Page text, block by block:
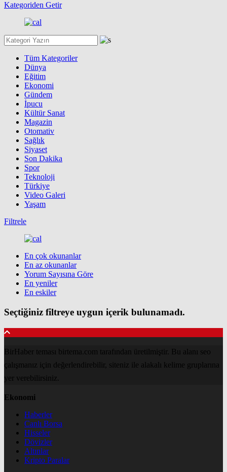
Kategoriden Getir
Tüm Kategoriler
Dünya
Eğitim
Ekonomi
Gündem
İpucu
Kültür Sanat
Magazin
Otomativ
Sağlık
Siyaset
Son Dakika
Spor
Teknoloji
Türkiye
Video Galeri
Yaşam
Filtrele
En çok okunanlar
En az okunanlar
Yorum Sayısına Göre
En yeniler
En eskiler
Seçtiğiniz filtreye uygun içerik bulunamadı.
BirHaber teması birtema.com tarafından üretilmiştir. Bu alanı seo
çalışmanız için değerlendirebilir, siteniz ile alakalı kelime gruplarına
yer verebilirsiniz.
Ekonomi
Haberler
Canlı Borsa
Hisseler
Dövizler
Altınlar
Kripto Paralar